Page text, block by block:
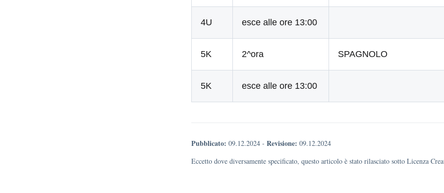
4U esce alle ore 13:00
5K 2^ora SPAGNOLO
5K esce alle ore 13:00
Pubblicato: 09.12.2024 - Revisione: 09.12.2024
Eccetto dove diversamente specificato, questo articolo è stato rilasciato sotto Licenza